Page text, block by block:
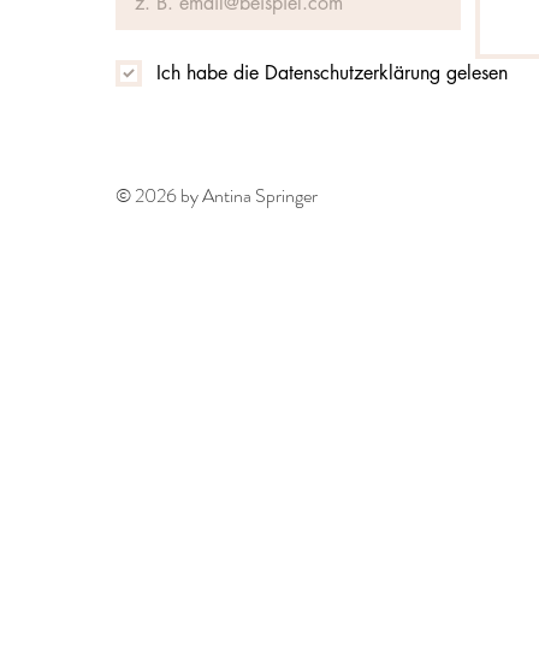
Ich habe die Datenschutzerklärung gelesen
© 2026 by Antina Springer